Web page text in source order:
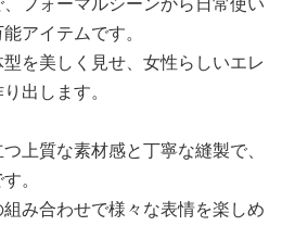
アイテムです。
を美しく見せ、女性らしいエレ
出します。
上質な素材感と丁寧な縫製で、
。
み合わせで様々な表情を楽しめ